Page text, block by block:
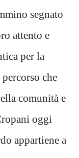
segnato
attento e
per la
che
comunità e
oggi
appartiene a